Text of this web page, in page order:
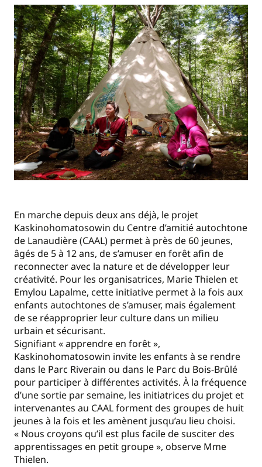
En marche depuis deux ans déjà, le projet
Kaskinohomatosowin du Centre d’amitié autochtone
de Lanaudière (CAAL) permet à près de 60 jeunes,
âgés de 5 à 12 ans, de s’amuser en forêt afin de
reconnecter avec la nature et de développer leur
créativité. Pour les organisatrices, Marie Thielen et
Emylou Lapalme, cette initiative permet à la fois aux
enfants autochtones de s’amuser, mais également
de se réapproprier leur culture dans un milieu
urbain et sécurisant.
Signifiant « apprendre en forêt »,
Kaskinohomatosowin invite les enfants à se rendre
dans le Parc Riverain ou dans le Parc du Bois-Brûlé
pour participer à différentes activités. À la fréquence
d’une sortie par semaine, les initiatrices du projet et
intervenantes au CAAL forment des groupes de huit
jeunes à la fois et les amènent jusqu’au lieu choisi.
« Nous croyons qu’il est plus facile de susciter des
apprentissages en petit groupe », observe Mme
Thielen.